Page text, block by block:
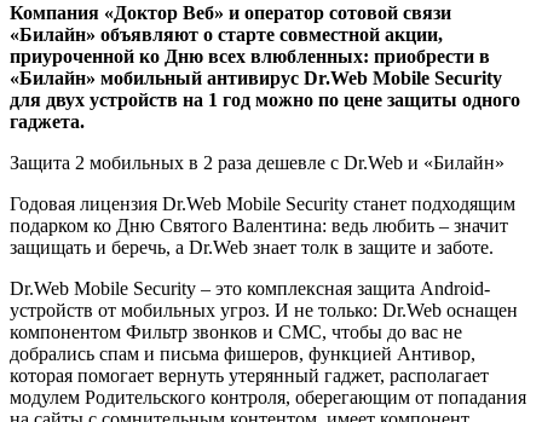
Компания «Доктор Веб» и оператор сотовой связи
«Билайн» объявляют о старте совместной акции,
приуроченной ко Дню всех влюбленных: приобрести в
«Билайн» мобильный антивирус Dr.Web Mobile Security
для двух устройств на 1 год можно по цене защиты одного
гаджета.
Защита 2 мобильных в 2 раза дешевле с Dr.Web и «Билайн»
Годовая лицензия Dr.Web Mobile Security станет подходящим
подарком ко Дню Святого Валентина: ведь любить – значит
защищать и беречь, а Dr.Web знает толк в защите и заботе.
Dr.Web Mobile Security – это комплексная защита Android-
устройств от мобильных угроз. И не только: Dr.Web оснащен
компонентом Фильтр звонков и СМС, чтобы до вас не
добрались спам и письма фишеров, функцией Антивор,
которая помогает вернуть утерянный гаджет, располагает
модулем Родительского контроля, оберегающим от попадания